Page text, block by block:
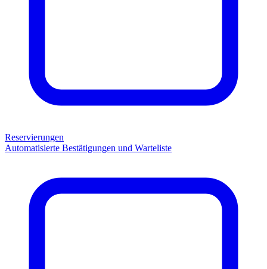
Reservierungen
Automatisierte Bestätigungen und Warteliste